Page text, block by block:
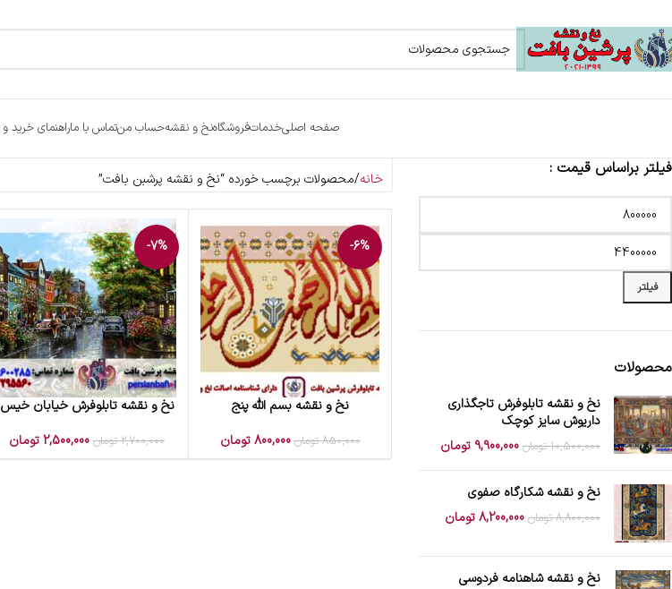
صفحه اصلیخدماتفروشگاهنخ و نقشهحساب منتماس با ماراهنمای خرید
فیلتر براساس قیمت :
فیلتر
محصولات
نخ و نقشه تابلوفرش تاجگذاری
داریوش سایز کوچک
10,500,000 تومان 9,900,000 تومان
نخ و نقشه شکارگاه صفوی
8,800,000 تومان 8,200,000تومان
نخ و نقشه شاهنامه فردوسی
خانه محصولات برچسب خورده “نخ و نقشه پرشبن بافت”
-6%
افزودن به سبد خرید
نخ و نقشه بسم الله پنج
850,000 تومان 800,000 تومان
-7%
افزودن به سبد خرید
نخ و نقشه تابلوفرش خیابان خیس
2,700,000 تومان 2,500,000تومان